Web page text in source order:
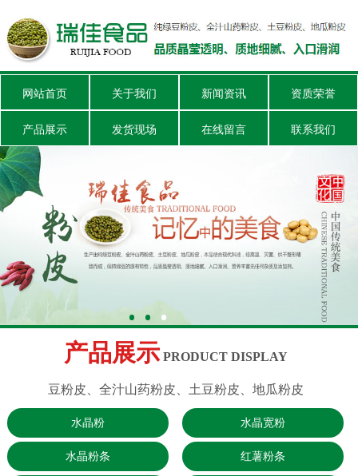
网站首页 关于我们 新闻资讯 资质荣誉
产品展示 发货现场 在线留言 联系我们
产品展示PRODUCT DISPLAY
豆粉皮、全汁山药粉皮、土豆粉皮、地瓜粉皮
水晶粉 水晶宽粉
水晶粉条 红薯粉条